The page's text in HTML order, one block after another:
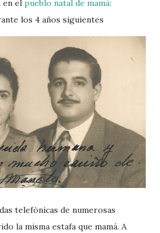
en el pueblo natal de mamá:
los 4 años siguientes
telefónicas de numerosas
la misma estafa que mamá. A